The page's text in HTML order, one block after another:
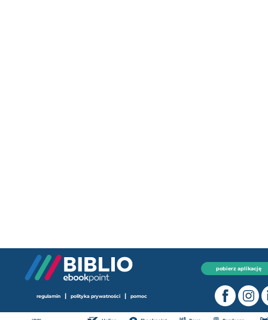
pobierz aplikację
regulamin | polityka prywatności | pomoc